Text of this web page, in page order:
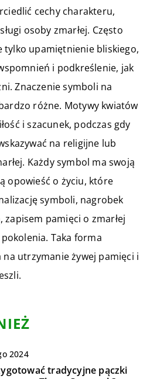
cechy charakteru,
osoby zmarłej. Często
tylko upamiętnienie bliskiego,
i podkreślenie, jak
Znaczenie symboli na
różne. Motywy kwiatów
i szacunek, podczas gdy
na religijne lub
Każdy symbol ma swoją
opowieść o życiu, które
symboli, nagrobek
zapisem pamięci o zmarłej
Taka forma
utrzymanie żywej pamięci i
2024
tradycyjne pączki